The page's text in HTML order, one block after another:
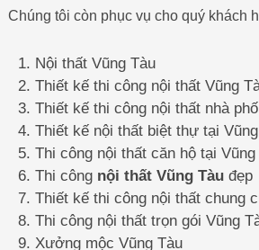
Chúng tôi còn phục vụ cho quý khách
Nội thất Vũng Tàu
Thiết kế thi công nội thất Vũng
Thiết kế thi công nội thất nhà
Thiết kế nội thất biệt thự tại
Thi công nội thất căn hộ tại Vũng
Thi công nội thất Vũng Tàuđẹp
Thiết kế thi công nội thất chung
Thi công nội thất trọn gói Vũng
Xưởng mộc Vũng Tàu